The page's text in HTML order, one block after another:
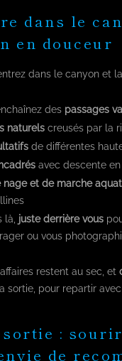
dans le
en douceur
dans le canyon et
des passages
naturels creusés par la
de différentes
avec descente
nage et de marche
là, juste derrière vous
ou vous
restent au sec, et
sortie, pour repartir
:
de